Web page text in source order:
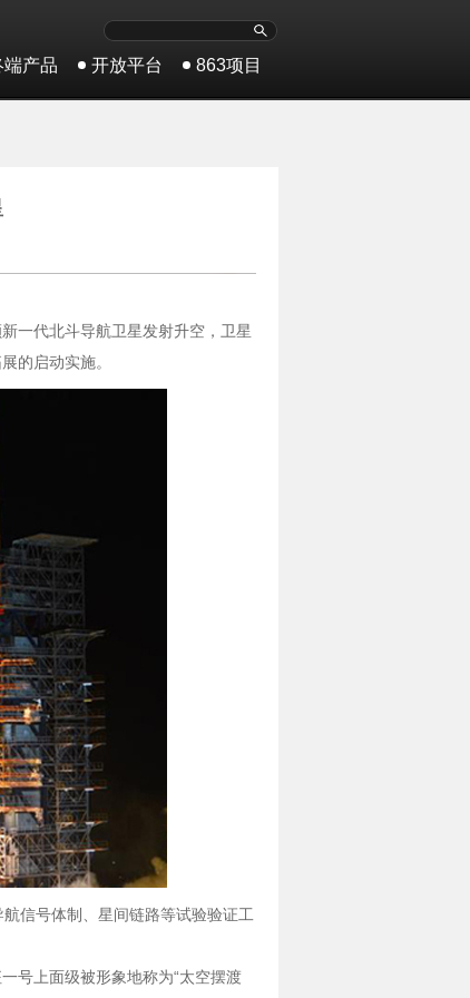
端产品 开放平台 863项目
一代北斗导航卫星发射升空，卫星
的启动实施。
信号体制、星间链路等试验验证工
号上面级被形象地称为“太空摆渡